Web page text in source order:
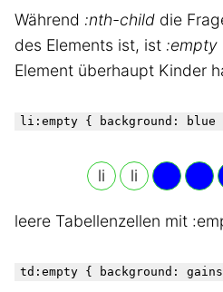
Transition
Checkbox
Generated
Während :nth-child die
des Elements ist, ist :empty
Element überhaupt Kinder
li :empty { background: blue
li li
leere Tabellenzellen mit
td :empty